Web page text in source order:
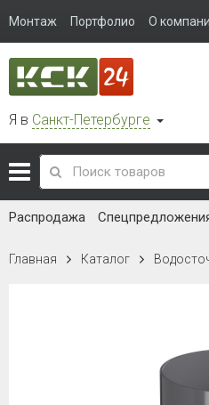
Монтаж Портфолио О
Я в Санкт-Петербурге
Распродажа
Главная Каталог